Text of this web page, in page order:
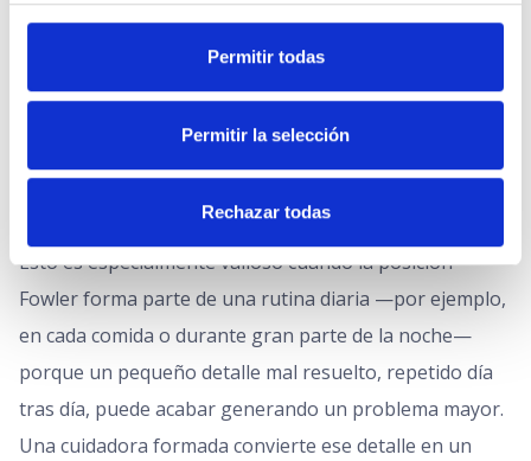
Permitir todas
Permitir la selección
Rechazar todas
Florence, nuestra plataforma de seguimiento, para que
la familia sepa en todo momento cómo está la persona
y qué cuidados se están aplicando. Es atención sanitaria
domiciliaria en España pensada para que cada detalle
del cuidado esté bien hecho, sin que la familia tenga
que aprenderlo todo de golpe.
Esto es especialmente valioso cuando la posición
Fowler forma parte de una rutina diaria —por ejemplo,
en cada comida o durante gran parte de la noche—
porque un pequeño detalle mal resuelto, repetido día
tras día, puede acabar generando un problema mayor.
Una cuidadora formada convierte ese detalle en un